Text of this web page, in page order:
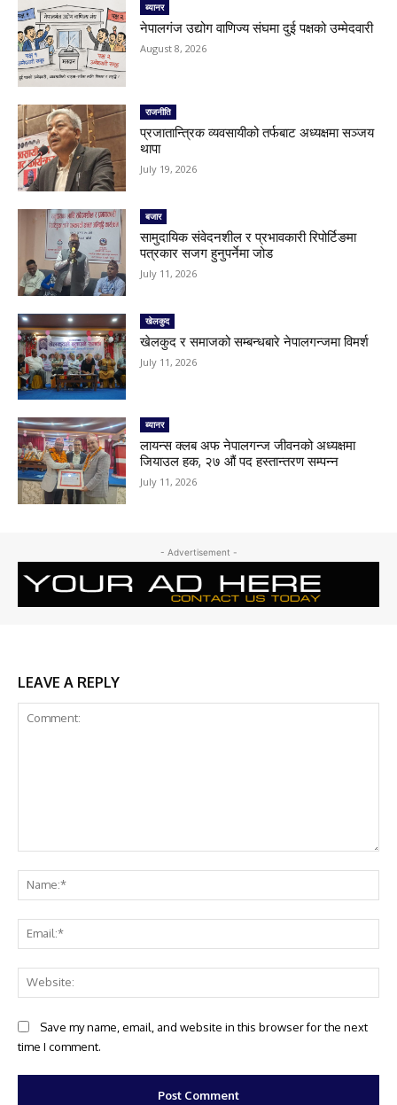
ब्यानर
नेपालगंज उद्योग वाणिज्य संघमा दुई पक्षको उम्मेदवारी
August 8, 2026
राजनीति
प्रजातान्त्रिक व्यवसायीको तर्फबाट अध्यक्षमा सञ्जय
थापा
July 19, 2026
बजार
सामुदायिक संवेदनशील र प्रभावकारी रिपोर्टिङमा
पत्रकार सजग हुनुपर्नेमा जोड
July 11, 2026
खेलकुद
खेलकुद र समाजको सम्बन्धबारे नेपालगन्जमा विमर्श
July 11, 2026
ब्यानर
लायन्स क्लब अफ नेपालगन्ज जीवनको अध्यक्षमा
जियाउल हक, २७ औं पद हस्तान्तरण सम्पन्न
July 11, 2026
- Advertisement -
LEAVE A REPLY
Save my name, email, and website in this browser for the next
time I comment.